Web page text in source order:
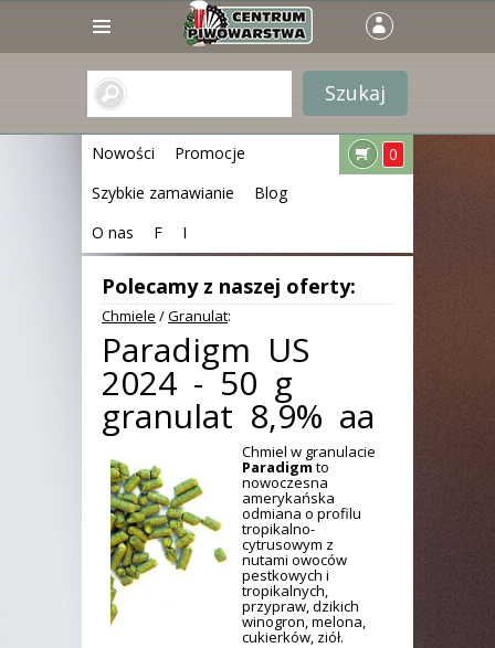
Nowości
Promocje
Szybkie zamawianie
Blog
O nas
F I
0
Polecamy z naszej oferty:
Chmiele /Granulat:
Paradigm US
2024 - 50 g
granulat 8,9% aa
Chmiel w granulacie
Paradigmto
nowoczesna
amerykańska
odmiana o profilu
tropikalno-
cytrusowym z
nutami owoców
pestkowych i
tropikalnych,
przypraw, dzikich
winogron, melona,
cukierków, ziół.